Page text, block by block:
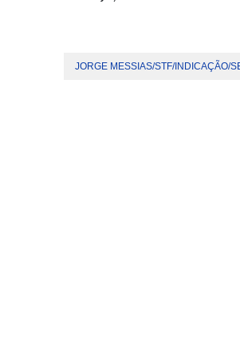
JORGE MESSIAS/STF/INDICAÇÃO/